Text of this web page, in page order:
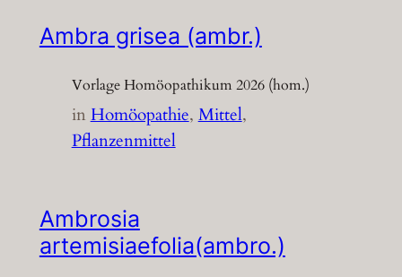
Ambra grisea (ambr.)
Vorlage Homöopathikum 2026 (hom.)
inHomöopathie, Mittel
Pflanzenmittel
Ambrosia
artemisiaefolia(ambro.)